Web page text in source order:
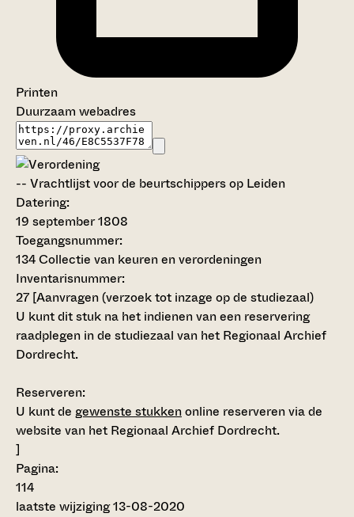
Printen
Duurzaam webadres
-- Vrachtlijst voor de beurtschippers op Leiden
Datering:
19 september 1808
Toegangsnummer:
134 Collectie van keuren en verordeningen
Inventarisnummer:
27 [Aanvragen (verzoek tot inzage op de studiezaal)
U kunt dit stuk na het indienen van een reservering
raadplegen in de studiezaal van het Regionaal Archief
Dordrecht.
Reserveren:
U kunt de gewenste stukkenonline reserveren via de
website van het Regionaal Archief Dordrecht.
]
Pagina:
114
laatste wijziging 13-08-2020